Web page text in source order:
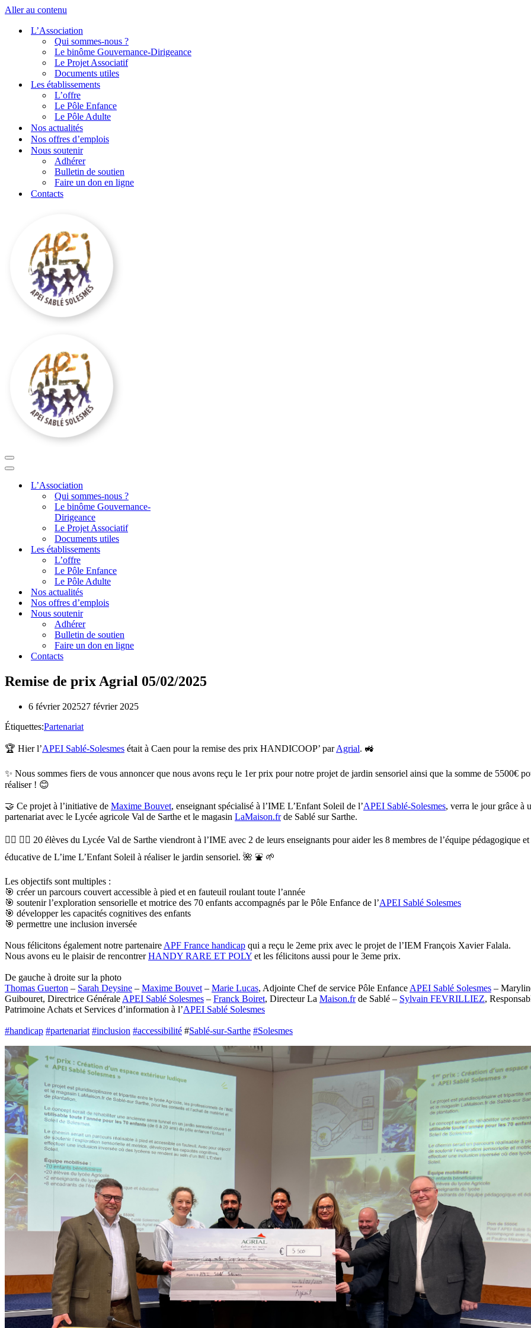
Aller au contenu
L’Association
Qui sommes-nous ?
Le binôme Gouvernance-Dirigeance
Le Projet Associatif
Documents utiles
Les établissements
L’offre
Le Pôle Enfance
Le Pôle Adulte
Nos actualités
Nos offres d’emplois
Nous soutenir
Adhérer
Bulletin de soutien
Faire un don en ligne
Contacts
Menu
de
Menu
navigationL’Association
Qui sommes-nous ?
Le binôme Gouvernance-
Dirigeance
Le Projet Associatif
Documents utiles
Les établissements
L’offre
Le Pôle Enfance
Le Pôle Adulte
Nos actualités
Nos offres d’emplois
Nous soutenir
Adhérer
Bulletin de soutien
Faire un don en ligne
Contacts
Remise de prix Agrial 05/02/2025
6 février 202527 février 2025
Étiquettes:Partenariat
🏆 Hier l’APEI Sablé-Solesmes était à Caen pour la remise des prix HANDICOOP’ parAgrial. 🚜
✨ Nous sommes fiers de vous annoncer que nous avons reçu le 1er prix pour notre projet de jardin sensoriel ainsi que la somme de 5500€
réaliser ! 😊
🤝 Ce projet à l’initiative de Maxime Bouvet, enseignant spécialisé à l’IME L’Enfant Soleil de l’APEI Sablé-Solesmes, verra le jour grâce à
partenariat avec le Lycée agricole Val de Sarthe et le magasin LaMaison.frde Sablé sur Sarthe.
👷‍♂️ 👷‍♀️ 20 élèves du Lycée Val de Sarthe viendront à l’IME avec 2 de leurs enseignants pour aider les 8 membres de l’équipe pédagogique et
éducative de L’ime L’Enfant Soleil à réaliser le jardin sensoriel. 🌺 ⛲ 🌱
Les objectifs sont multiples :
🎯 créer un parcours couvert accessible à pied et en fauteuil roulant toute l’année
🎯 soutenir l’exploration sensorielle et motrice des 70 enfants accompagnés par le Pôle Enfance de l’APEI Sablé Solesmes
🎯 développer les capacités cognitives des enfants
🎯 permettre une inclusion inversée
Nous félicitons également notre partenaire APF France handicap qui a reçu le 2eme prix avec le projet de l’IEM François Xavier Falala.
Nous avons eu le plaisir de rencontrerHANDY RARE ET POLY et les félicitons aussi pour le 3eme prix.
De gauche à droite sur la photo
Thomas Guerton – Sarah Deysine – Maxime Bouvet – Marie Lucas, Adjointe Chef de service Pôle Enfance APEI Sablé Solesmes –
Guibouret, Directrice Générale APEI Sablé Solesmes – Franck Boiret, Directeur La Maison.frde Sablé – Sylvain FEVRILLIEZ,
Patrimoine Achats et Services d’information à l’APEI Sablé Solesmes
#handicap #partenariat #inclusion #accessibilité #Sablé-sur-Sarthe #Solesmes